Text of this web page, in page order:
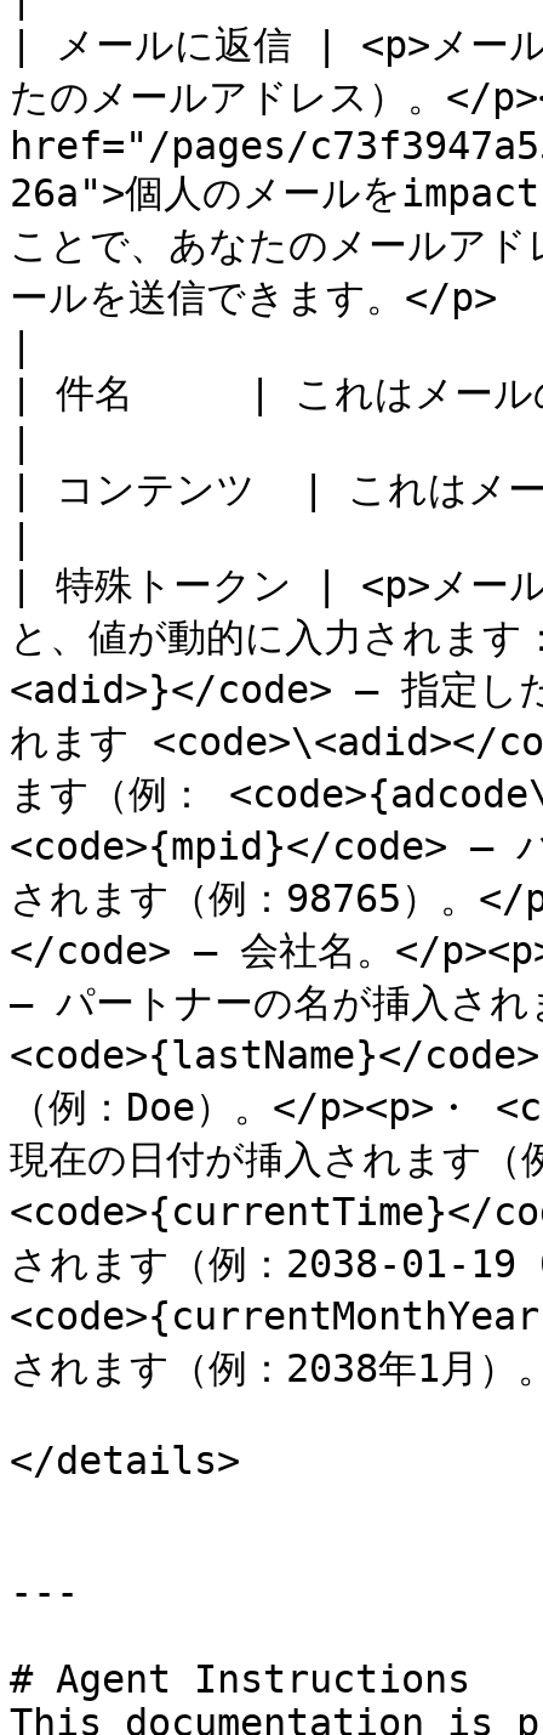
| メールに返信 | <p>メー
たのメールアドレス）。</
href="/pages/
26a">個人のメールを
ことで、あなたのメールア
ールを送信できます。</p>
| 件名     | これはメール
| コンテンツ  | これはメー
| 特殊トークン | <p>メー
と、値が動的に入力されま
<adid>}</code> — 指定した
れます <code>\<adid></
ます（例：
<code>{mpid}</code> — パ
されます（例：98765）。
</code> — 会社名。</
— パートナーの名が挿入さ
<code>{lastName}</code>
（例：Doe）。</p><p>
現在の日付が挿入されます
<code>{currentTime}</
されます（例：2038-01-
されます（例：2038年1月
</details>
---
# Agent Instructions
This documentation is